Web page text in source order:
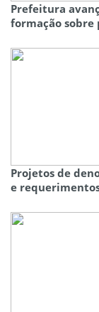
Prefeitura
formação sobre
Projetos de
e